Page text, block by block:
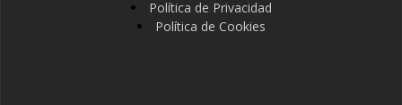
Política de Privacidad
Política de Cookies